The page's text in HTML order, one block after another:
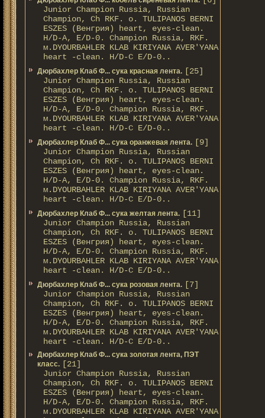
Junior Champion Russia, Russian
Champion, Ch RKF. о. TULIPANOS BERNI
ESZES (Венгрия) heart, eyes-clean.
H/D-A, E/D-0. Champion Russia, RKF.
м.DYOURBAHLER KLAB KIRIYANA AVER'YANA
heart -clean. H/D-С E/D-0..
Дюрбахлер Клаб Ф... сука красная лента. [25]
Junior Champion Russia, Russian
Champion, Ch RKF. о. TULIPANOS BERNI
ESZES (Венгрия) heart, eyes-clean.
H/D-A, E/D-0. Champion Russia, RKF.
м.DYOURBAHLER KLAB KIRIYANA AVER'YANA
heart -clean. H/D-С E/D-0..
Дюрбахлер Клаб Ф... сука оранжевая лента. [9]
Junior Champion Russia, Russian
Champion, Ch RKF. о. TULIPANOS BERNI
ESZES (Венгрия) heart, eyes-clean.
H/D-A, E/D-0. Champion Russia, RKF.
м.DYOURBAHLER KLAB KIRIYANA AVER'YANA
heart -clean. H/D-С E/D-0..
Дюрбахлер Клаб Ф... сука желтая лента. [11]
Junior Champion Russia, Russian
Champion, Ch RKF. о. TULIPANOS BERNI
ESZES (Венгрия) heart, eyes-clean.
H/D-A, E/D-0. Champion Russia, RKF.
м.DYOURBAHLER KLAB KIRIYANA AVER'YANA
heart -clean. H/D-С E/D-0..
Дюрбахлер Клаб Ф... сука розовая лента. [7]
Junior Champion Russia, Russian
Champion, Ch RKF. о. TULIPANOS BERNI
ESZES (Венгрия) heart, eyes-clean.
H/D-A, E/D-0. Champion Russia, RKF.
м.DYOURBAHLER KLAB KIRIYANA AVER'YANA
heart -clean. H/D-С E/D-0..
Дюрбахлер Клаб Ф... сука золотая лента, ПЭТ
класс. [21]
Junior Champion Russia, Russian
Champion, Ch RKF. о. TULIPANOS BERNI
ESZES (Венгрия) heart, eyes-clean.
H/D-A, E/D-0. Champion Russia, RKF.
м.DYOURBAHLER KLAB KIRIYANA AVER'YANA